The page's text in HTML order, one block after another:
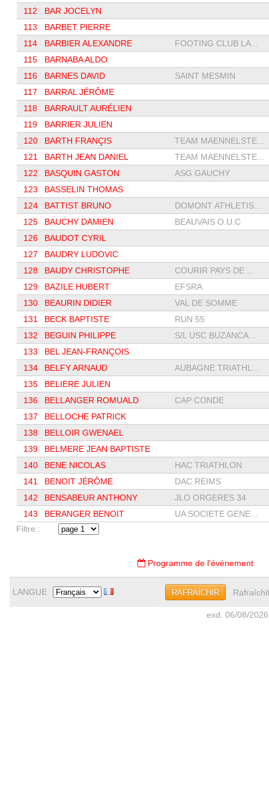
112
BAR JOCELYN
113
BARBET PIERRE
114
BARBIER ALEXANDRE
FOOTING CLUB LA...
115
BARNABA ALDO
116
BARNES DAVID
SAINT MESMIN
117
BARRAL JÉRÔME
118
BARRAULT AURÉLIEN
119
BARRIER JULIEN
120
BARTH FRANÇIS
TEAM MAENNELSTE...
121
BARTH JEAN DANIEL
TEAM MAENNELSTE...
122
BASQUIN GASTON
ASG GAUCHY
123
BASSELIN THOMAS
124
BATTIST BRUNO
DOMONT ATHLETIS...
125
BAUCHY DAMIEN
BEAUVAIS O.U.C
126
BAUDOT CYRIL
127
BAUDRY LUDOVIC
128
BAUDY CHRISTOPHE
COURIR PAYS DE ...
129
BAZILE HUBERT
EFSRA
130
BEAURIN DIDIER
VAL DE SOMME
131
BECK BAPTISTE
RUN 55
132
BEGUIN PHILIPPE
S/L USC BUZANCA...
133
BEL JEAN-FRANÇOIS
134
BELFY ARNAUD
AUBAGNE TRIATHL...
135
BELIERE JULIEN
136
BELLANGER ROMUALD
CAP CONDE
137
BELLOCHE PATRICK
138
BELLOIR GWENAEL
139
BELMERE JEAN BAPTISTE
140
BENE NICOLAS
HAC TRIATHLON
141
BENOIT JÉRÔME
DAC REIMS
142
BENSABEUR ANTHONY
JLO ORGERES 34
143
BERANGER BENOIT
UA SOCIETE GENE...
Filtre :
Programme de l'évènement
LANGUE RAFRAÎCHIR
exd: 06/08/